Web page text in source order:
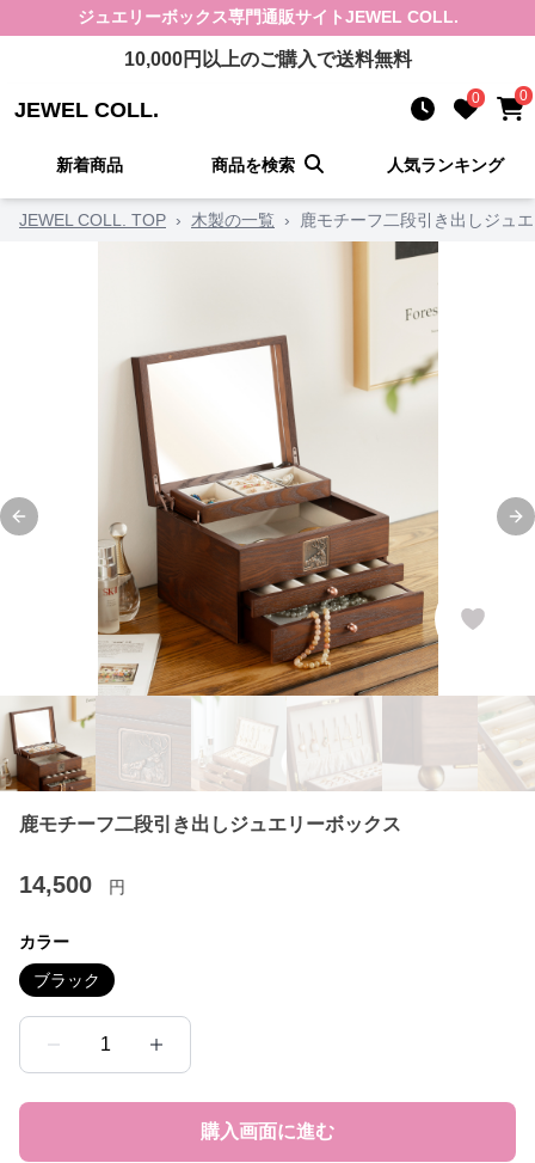
ジュエリーボックス専門通販サイトJEWEL COLL.
10,000円以上のご購入で送料無料
JEWEL COLL. 0 0
新着商品 商品を検索 人気ランキング
JEWEL COLL. TOP › 木製の一覧 › 鹿モチーフ二段引き出しジュ
Previous slide
鹿モチーフ二段引き出しジュエリーボックス
14,500 円
カラー
ブラック
1
購入画面に進む